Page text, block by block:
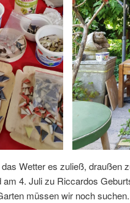
Wetter es zuließ, draußen
am 4. Juli zu Riccardos
müssen wir noch suchen.